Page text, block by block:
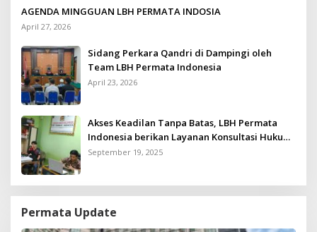
AGENDA MINGGUAN LBH PERMATA INDOSIA
April 27, 2026
Sidang Perkara Qandri di Dampingi oleh
Team LBH Permata Indonesia
April 23, 2026
Akses Keadilan Tanpa Batas, LBH Permata
Indonesia berikan Layanan Konsultasi Hukum
Gratis untuk Kurang Mampu
September 19, 2025
Permata Update